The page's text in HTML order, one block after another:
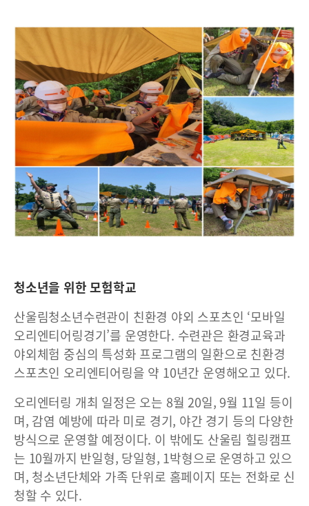
청소년을 위한 모험학교
산울림청소년수련관이 친환경 야외 스포츠인 ‘모바일
오리엔티어링경기’를 운영한다. 수련관은 환경교육과
야외체험 중심의 특성화 프로그램의 일환으로 친환경
스포츠인 오리엔티어링을 약 10년간 운영해오고 있다.
오리엔터링 개최 일정은 오는 8월 20일, 9월 11일 등이
며, 감염 예방에 따라 미로 경기, 야간 경기 등의 다양한
방식으로 운영할 예정이다. 이 밖에도 산울림 힐링캠프
는 10월까지 반일형, 당일형, 1박형으로 운영하고 있으
며, 청소년단체와 가족 단위로 홈페이지 또는 전화로 신
청할 수 있다.